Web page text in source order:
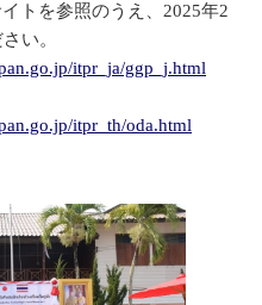
トを参照のうえ、2025年2
い。
itpr_ja/ggp_j.html
itpr_th/oda.html